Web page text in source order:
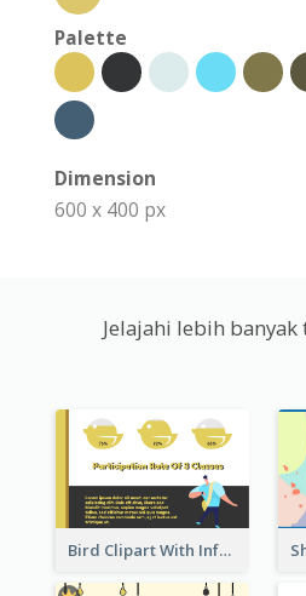
Palette
Dimension
600 x 400 px
Jelajahi lebih
Bird Clipart With Information